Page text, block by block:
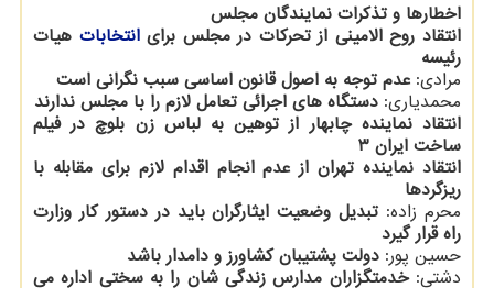
اخطارها و تذکرات نمایندگان مجلس
انتقاد روح الامینی از تحرکات در مجلس برایانتخابات هیات
رئیسه
مرادی: عدم توجه به اصول قانون اساسی سبب نگرانی است
محمدیاری: دستگاه های اجرائی تعامل لازم را با مجلس ندارند
انتقاد نماینده چابهار از توهین به لباس زن بلوچ در فیلم
ساخت ایران ۳
انتقاد نماینده تهران از عدم انجام اقدام لازم برای مقابله با
ریزگردها
محرم زاده: تبدیل وضعیت ایثارگران باید در دستور کار وزارت
راه قرار گیرد
حسین پور: دولت پشتیبان کشاورز و دامدار باشد
دشتی:خدمتگزاران مدارس زندگی شان را به سختی اداره می